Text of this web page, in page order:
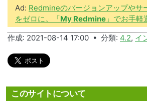
Ad: Redmineのバージョンアップやサ
をゼロに。「My Redmine 」でお手軽
作成: 2021-08-14 17:00 • 分類: 4.2, イ
このサイトについて